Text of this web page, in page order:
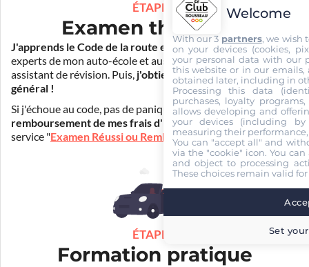
ÉTAPE 2
Examen théorique
J'apprends le Code de la route en ligne. Je suis aidé par les
experts de mon auto-école et aussi par Mister Codes, mon
assistant de révision. Puis, j'obtiens l'examen théorique
général !
Si j'échoue au code, pas de panique ! Je peux bénéficier du
remboursement de mes frais d'inscription(30€) grâce au
service "Examen Réussi ou Remboursé".
ÉTAPE 3
Formation pratique
Welcome
With our 3 partners, we wish
on your devices (cookies,
your personal data with our
this website or in our emails,
obtained later, including in
Processing this data
purchases, loyalty
allows developing and
your devices (including
measuring their
You can "accept all" and
via the "cookie" icon. You
and object to processing
These choices remain valid
Set